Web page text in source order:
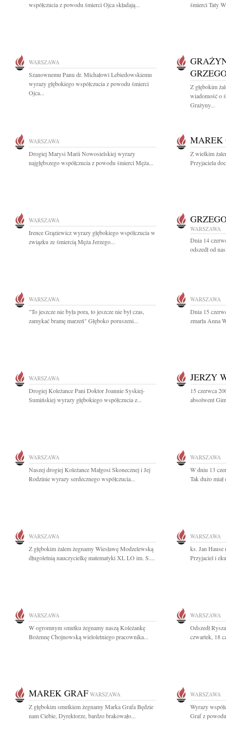
współczucia z powodu śmierci Ojca składają...
śmierci Taty
WARSZAWA
Szanownemu Panu dr. Michałowi Lebiedowskiemu
wyrazy głębokiego współczucia z powodu śmierci
Ojca...
Z głębokim
wiadomość o
Grażyny...
WARSZAWA
Drogiej Marysi Marii Nowosielskiej wyrazy
najgłębszego współczucia z powodu śmierci Męża...
MAREK
Z wielkim
Przyjaciela
WARSZAWA
Irence Grąziewicz wyrazy głębokiego współczucia w
związku ze śmiercią Męża Jerzego...
WARSZAWA
Dnia 14
odszedł od
WARSZAWA
"To jeszcze nie była pora, to jeszcze nie był czas,
zamykać bramę marzeń" Głęboko poruszeni...
WARSZAWA
Dnia 15
zmarła Anna
WARSZAWA
Drogiej Koleżance Pani Doktor Joannie Syskiej-
Sumińskiej wyrazy głębokiego współczucia z...
JERZY
15 czerwca
absolwent
WARSZAWA
Naszej drogiej Koleżance Małgosi Skonecznej i Jej
Rodzinie wyrazy serdecznego współczucia...
WARSZAWA
W dniu 13
Tak dużo
WARSZAWA
Z głębokim żalem żegnamy Wiesławę Modzelewską
długoletnią nauczycielkę matematyki XL LO im. S....
WARSZAWA
ks. Jan Hause
Przyjaciel i
WARSZAWA
W ogromnym smutku żegnamy naszą Koleżankę
Bożennę Chojnowską wieloletniego pracownika...
WARSZAWA
Odszedł
czwartek, 18
MAREK GRAF WARSZAWA
Z głębokim smutkiem żegnamy Marka Grafa Będzie
nam Ciebie, Dyrektorze, bardzo brakowało...
WARSZAWA
Wyrazy
Graf z